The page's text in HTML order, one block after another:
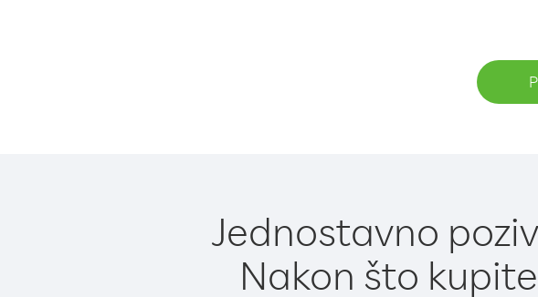
Jednostavno
Nakon što